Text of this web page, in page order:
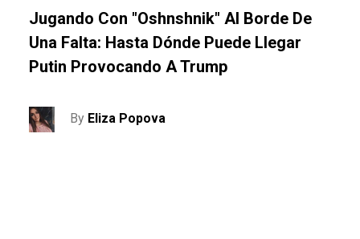
Jugando Con "Oshnshnik" Al Borde De
Una Falta: Hasta Dónde Puede Llegar
Putin Provocando A Trump
By Eliza Popova